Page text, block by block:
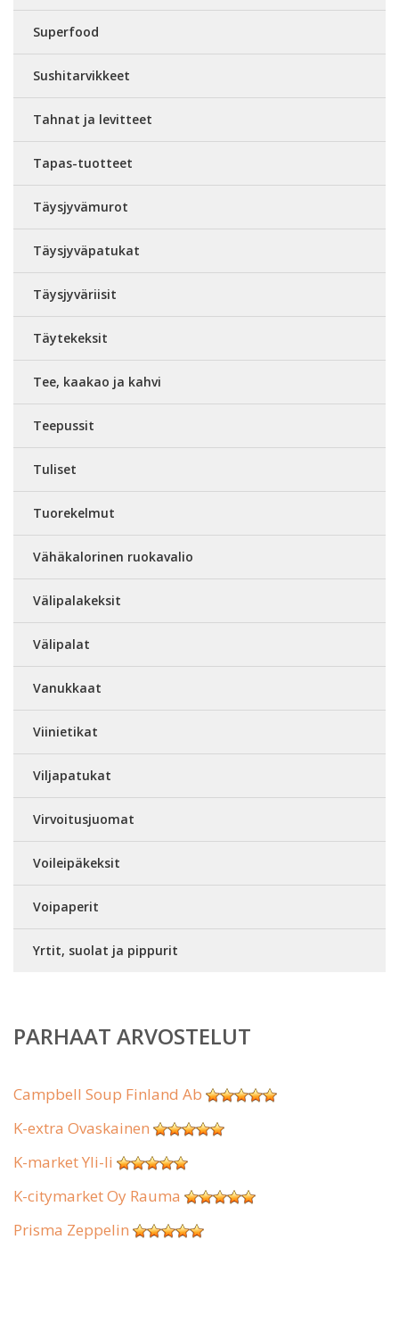
Superfood
Sushitarvikkeet
Tahnat ja levitteet
Tapas-tuotteet
Täysjyvämurot
Täysjyväpatukat
Täysjyväriisit
Täytekeksit
Tee, kaakao ja kahvi
Teepussit
Tuliset
Tuorekelmut
Vähäkalorinen ruokavalio
Välipalakeksit
Välipalat
Vanukkaat
Viinietikat
Viljapatukat
Virvoitusjuomat
Voileipäkeksit
Voipaperit
Yrtit, suolat ja pippurit
PARHAAT ARVOSTELUT
Campbell Soup Finland Ab
K-extra Ovaskainen
K-market Yli-Ii
K-citymarket Oy Rauma
Prisma Zeppelin